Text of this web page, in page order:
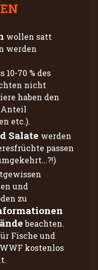
wollen satt
werden
10-70 % des
nicht
haben den
Anteil
etc.).
Salate werden
passen
und
zu
beachten.
Fische und
kostenlos